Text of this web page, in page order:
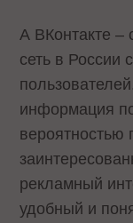
А ВКонтакте –
сеть в России
информация
вероятностью
рекламный
удобный и